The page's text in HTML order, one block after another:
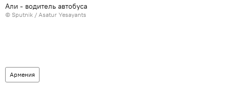
Али - водитель автобуса
© Sputnik / Asatur Yesayants
Армения